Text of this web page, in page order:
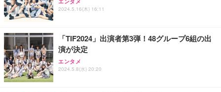
ワーク チェア 強化バックレスト 30度ロッキング機
能 人間工学 椅子 腰サポート 90度跳ね上げ式アーム
ョン PCチェア 通気性メッシュ ゲーミング/勉強/事
務用 おしゃれ パソコンチェア (ブラック)
Sezlife オフィスチェア デスクチェア 疲れない テレ
ワーク チェア 強化バックレスト 30度ロッキング機
能 人間工学 椅子 腰サポート 90度跳ね上げ式アーム
フック付き（CFI-ZDM1J）
【整備済み品】Dell E2724HS 27インチ 液晶モニタ
ー フルHD（1920×1080）VA 非光沢 HDMI/DisplayP
ort/VGA スピーカー内蔵 高さ調整 スイベル VESA対
り 単品
Smart Basic(スマートベーシック) 【Amazon.co.jp
限定】 Smart Basic アイリスオーヤマ ペットシーツ
超厚型 お徳用 ワイド 100枚入 (x 1) (ケース販売)
2024.5.16(木) 16:11
「TIF2024」出演者第3弾！48グループ6組の出
演が決定
エンタメ
2024.5.8(水) 20:20